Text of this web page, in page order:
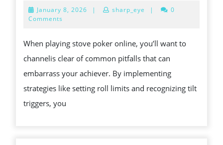
January 8, 2026 January
| sharp_eye |
0
Comments
When playing stove poker online, you’ll want to
channelis clear of common pitfalls that can
embarrass your achiever. By implementing
strategies like setting roll limits and recognizing tilt
triggers, you